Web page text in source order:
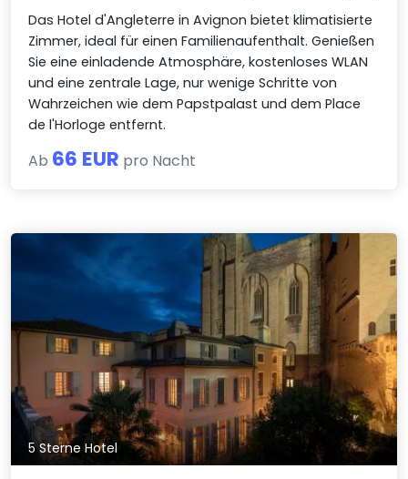
Das Hotel d'Angleterre in Avignon bietet klimatisierte
Zimmer, ideal für einen Familienaufenthalt. Genießen
Sie eine einladende Atmosphäre, kostenloses WLAN
und eine zentrale Lage, nur wenige Schritte von
Wahrzeichen wie dem Papstpalast und dem Place
de l'Horloge entfernt.
Ab 66 EUR pro Nacht
5 Sterne Hotel